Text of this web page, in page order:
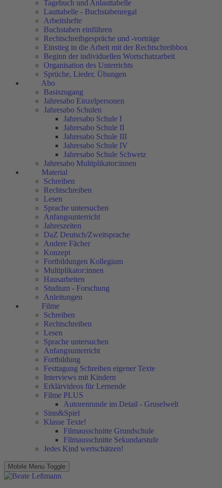
Tagebuch und Anlauttabelle
Lauttabelle - Buchstabenregal
Arbeitshefte
Buchstaben einführen
Rechtschreibgespräche und -vorträge
Einstieg in die Arbeit mit der Rechtschreibbox
Beginn der individuellen Wortschatzarbeit
Organisation des Unterrichts
Sprüche, Lieder, Übungen
Abo
Basiszugang
Jahresabo Einzelpersonen
Jahresabo Schulen
Jahresabo Schule I
Jahresabo Schule II
Jahresabo Schule III
Jahresabo Schule IV
Jahresabo Schule Schweiz
Jahresabo Multiplikator:innen
Material
Schreiben
Rechtschreiben
Lesen
Sprache untersuchen
Anfangsunterricht
Jahreszeiten
DaZ Deutsch/Zweitsprache
Andere Fächer
Konzept
Fortbildungen Kollegium
Multiplikator:innen
Hausarbeiten
Studium - Forschung
Anleitungen
Filme
Schreiben
Rechtschreiben
Lesen
Sprache untersuchen
Anfangsunterricht
Fortbildung
Festtagung Schreiben eigener Texte
Interviews mit Kindern
Erklärvideos für Lernende
Filme PLUS
Autorenrunde im Detail - Gruselwelt
Sinn&Spiel
Klasse Texte!
Filmausschnitte Grundschule
Filmausschnitte Sekundarstufe
Jedes Kind wertschätzen!
Mobile Menu Toggle